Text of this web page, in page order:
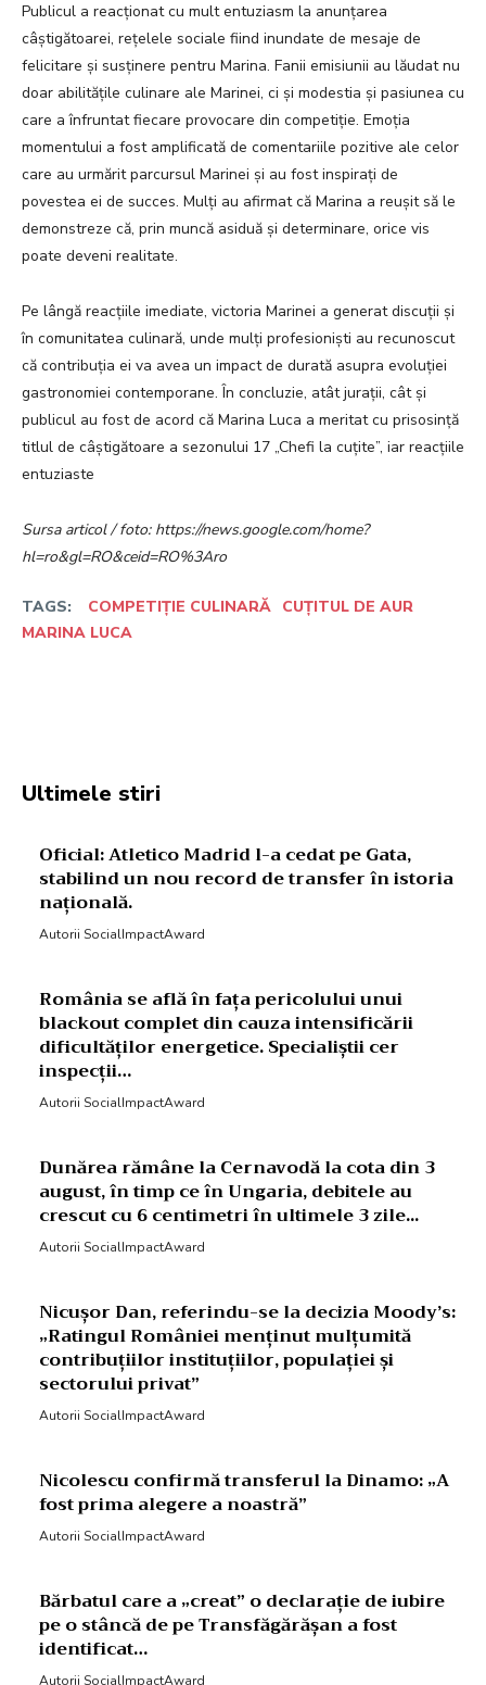
Publicul a reacționat cu mult entuziasm la anunțarea
câștigătoarei, rețelele sociale fiind inundate de mesaje de
felicitare și susținere pentru Marina. Fanii emisiunii au lăudat nu
doar abilitățile culinare ale Marinei, ci și modestia și pasiunea cu
care a înfruntat fiecare provocare din competiție. Emoția
momentului a fost amplificată de comentariile pozitive ale celor
care au urmărit parcursul Marinei și au fost inspirați de
povestea ei de succes. Mulți au afirmat că Marina a reușit să le
demonstreze că, prin muncă asiduă și determinare, orice vis
poate deveni realitate.
Pe lângă reacțiile imediate, victoria Marinei a generat discuții și
în comunitatea culinară, unde mulți profesioniști au recunoscut
că contribuția ei va avea un impact de durată asupra evoluției
gastronomiei contemporane. În concluzie, atât jurații, cât și
publicul au fost de acord că Marina Luca a meritat cu prisosință
titlul de câștigătoare a sezonului 17 „Chefi la cuțite”, iar reacțiile
entuziaste
Sursa articol / foto: https://news.google.com/home?
hl=ro&gl=RO&ceid=RO%3Aro
TAGS: COMPETIȚIE CULINARĂ CUȚITUL DE AUR
MARINA LUCA
Ultimele stiri
Oficial: Atletico Madrid l-a cedat pe Gata,
stabilind un nou record de transfer în istoria
națională.
Autorii SocialImpactAward
România se află în fața pericolului unui
blackout complet din cauza intensificării
dificultăților energetice. Specialiștii cer
inspecții…
Autorii SocialImpactAward
Dunărea rămâne la Cernavodă la cota din 3
august, în timp ce în Ungaria, debitele au
crescut cu 6 centimetri în ultimele 3 zile...
Autorii SocialImpactAward
Nicușor Dan, referindu-se la decizia Moody’s:
„Ratingul României menținut mulțumită
contribuțiilor instituțiilor, populației și
sectorului privat”
Autorii SocialImpactAward
Nicolescu confirmă transferul la Dinamo: „A
fost prima alegere a noastră”
Autorii SocialImpactAward
Bărbatul care a „creat” o declarație de iubire
pe o stâncă de pe Transfăgărășan a fost
identificat…
Autorii SocialImpactAward